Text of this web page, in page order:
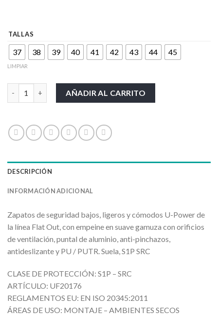
TALLAS
37 38 39 40 41 42 43 44 45
LIMPIAR
CALZADO UPOWER-LEWIS cantidad
AÑADIR AL CARRITO
DESCRIPCIÓN
INFORMACIÓN ADICIONAL
Zapatos de seguridad bajos, ligeros y cómodos U-Power de
la línea Flat Out, con empeine en suave gamuza con orificios
de ventilación, puntal de aluminio, anti-pinchazos,
antideslizante y PU / PUTR. Suela, S1P SRC
CLASE DE PROTECCIÓN: S1P – SRC
ARTÍCULO: UF20176
REGLAMENTOS EU: EN ISO 20345:2011
ÁREAS DE USO: MONTAJE – AMBIENTES SECOS